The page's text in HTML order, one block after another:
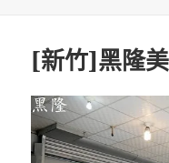
[新竹]黑隆